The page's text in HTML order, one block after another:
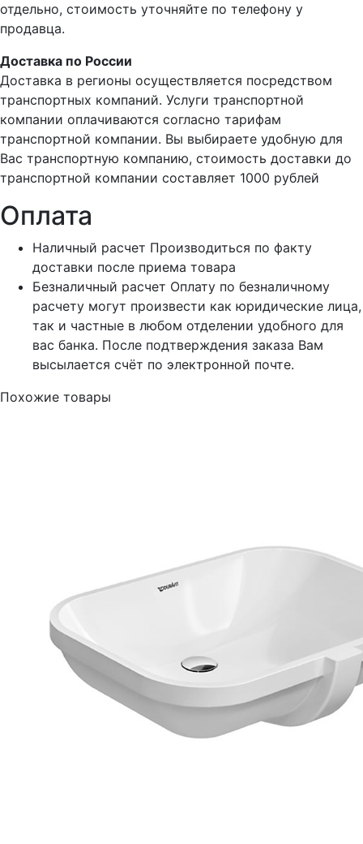
отдельно, стоимость уточняйте по телефону у
продавца.
Доставка по России
Доставка в регионы осуществляется посредством
транспортных компаний. Услуги транспортной
компании оплачиваются согласно тарифам
транспортной компании. Вы выбираете удобную для
Вас транспортную компанию, стоимость доставки до
транспортной компании составляет 1000 рублей
Оплата
Наличный расчет Производиться по факту
доставки после приема товара
Безналичный расчет Оплату по безналичному
расчету могут произвести как юридические лица,
так и частные в любом отделении удобного для
вас банка. После подтверждения заказа Вам
высылается счёт по электронной почте.
Похожие товары